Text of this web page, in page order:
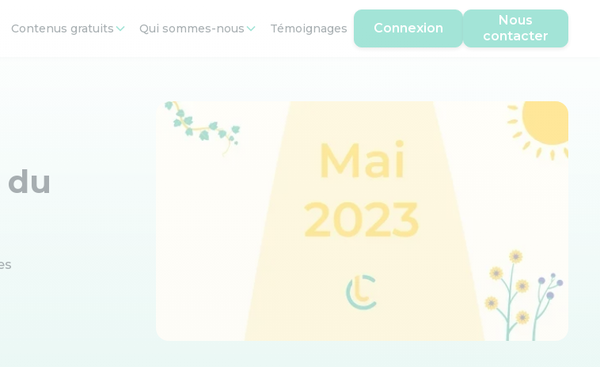
Contenus gratuits Qui sommes-nous Témoignages Connexion
Nous
contacter
du